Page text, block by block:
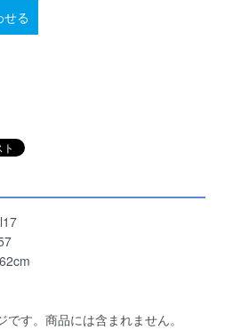
せる
です。商品には含まれません。